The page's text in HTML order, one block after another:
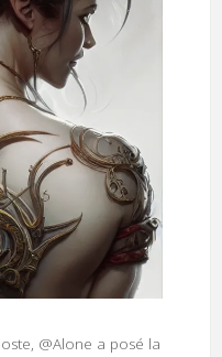
@Alone a posé la